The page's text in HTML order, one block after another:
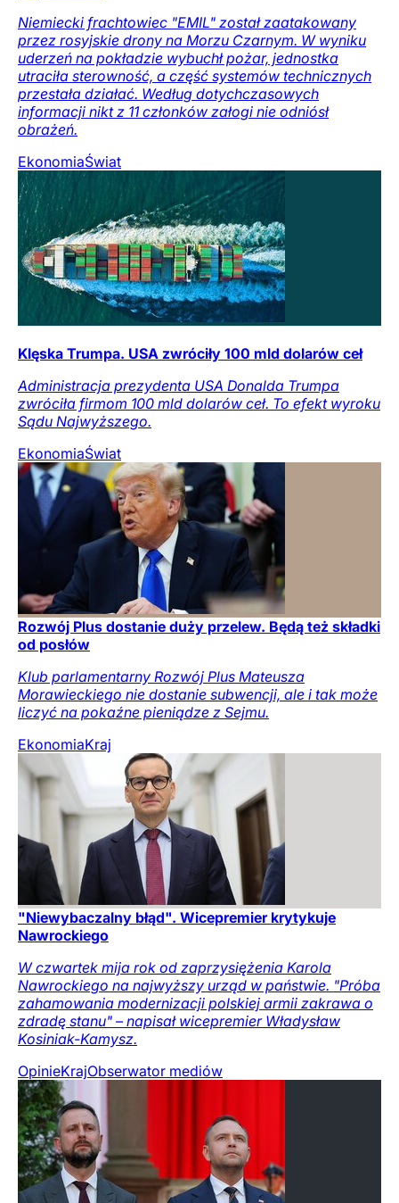
Niemiecki frachtowiec "EMIL" został zaatakowany
przez rosyjskie drony na Morzu Czarnym. W wyniku
uderzeń na pokładzie wybuchł pożar, jednostka
utraciła sterowność, a część systemów technicznych
przestała działać. Według dotychczasowych
informacji nikt z 11 członków załogi nie odniósł
obrażeń.
EkonomiaŚwiat
Klęska Trumpa. USA zwróciły 100 mld dolarów ceł
Administracja prezydenta USA Donalda Trumpa
zwróciła firmom 100 mld dolarów ceł. To efekt wyroku
Sądu Najwyższego.
EkonomiaŚwiat
Rozwój Plus dostanie duży przelew. Będą też składki
od posłów
Klub parlamentarny Rozwój Plus Mateusza
Morawieckiego nie dostanie subwencji, ale i tak może
liczyć na pokaźne pieniądze z Sejmu.
EkonomiaKraj
"Niewybaczalny błąd". Wicepremier krytykuje
Nawrockiego
W czwartek mija rok od zaprzysiężenia Karola
Nawrockiego na najwyższy urząd w państwie. "Próba
zahamowania modernizacji polskiej armii zakrawa o
zdradę stanu" – napisał wicepremier Władysław
Kosiniak-Kamysz.
OpinieKrajObserwator mediów